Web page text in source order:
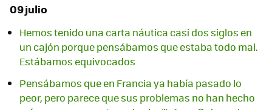
09 julio
Hemos tenido una carta náutica casi dos siglos en
un cajón porque pensábamos que estaba todo mal.
Estábamos equivocados
Pensábamos que en Francia ya había pasado lo
peor, pero parece que sus problemas no han hecho